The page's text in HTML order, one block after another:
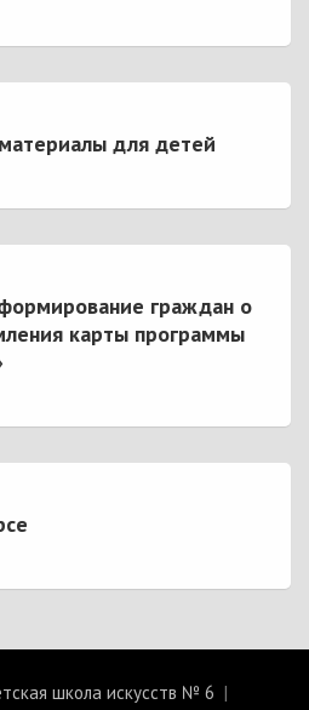
для детей
граждан о
карты программы
школа искусств № 6